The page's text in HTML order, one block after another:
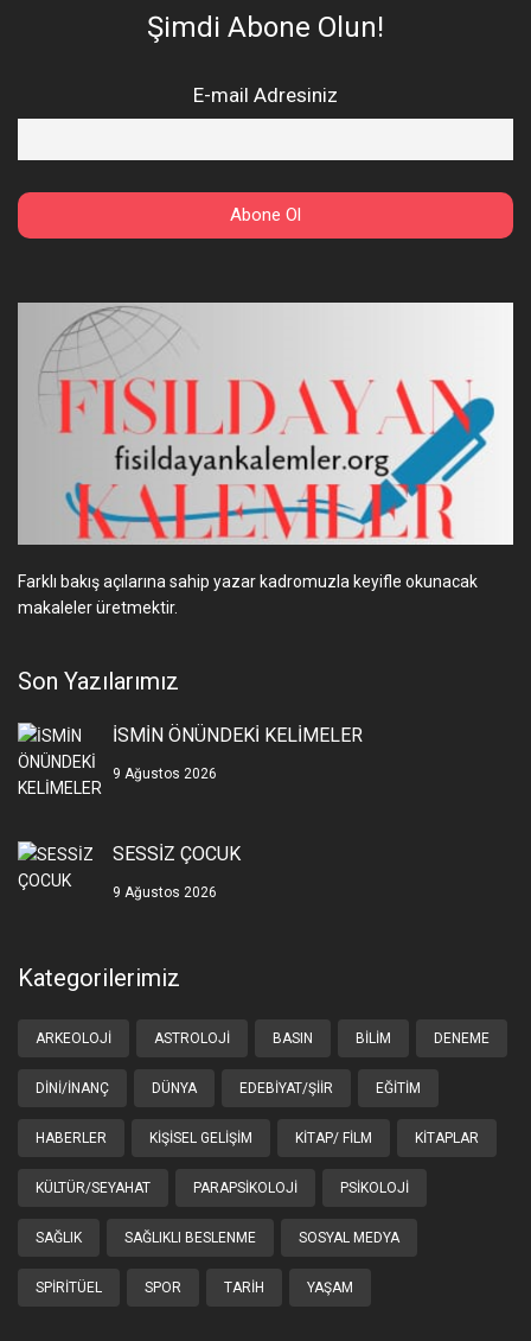
Şimdi Abone Olun!
E-mail Adresiniz
Farklı bakış açılarına sahip yazar kadromuzla keyifle okunacak
makaleler üretmektir.
Son Yazılarımız
İSMİN ÖNÜNDEKİ KELİMELER
9 Ağustos 2026
SESSİZ ÇOCUK
9 Ağustos 2026
Kategorilerimiz
ARKEOLOJI ASTROLOJI BASIN BILIM DENEME
DINI/İNANÇ DÜNYA EDEBIYAT/ŞIIR EĞITIM
HABERLER KIŞISEL GELIŞIM KITAP/ FILM KITAPLAR
KÜLTÜR/SEYAHAT PARAPSIKOLOJI PSIKOLOJI
SAĞLIK SAĞLIKLI BESLENME SOSYAL MEDYA
SPIRITÜEL SPOR TARIH YAŞAM